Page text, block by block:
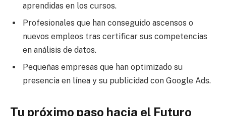
aprendidas en los cursos.
Profesionales que han conseguido ascensos o
nuevos empleos tras certificar sus competencias
en análisis de datos.
Pequeñas empresas que han optimizado su
presencia en línea y su publicidad con Google Ads.
Tu próximo paso hacia el Futuro